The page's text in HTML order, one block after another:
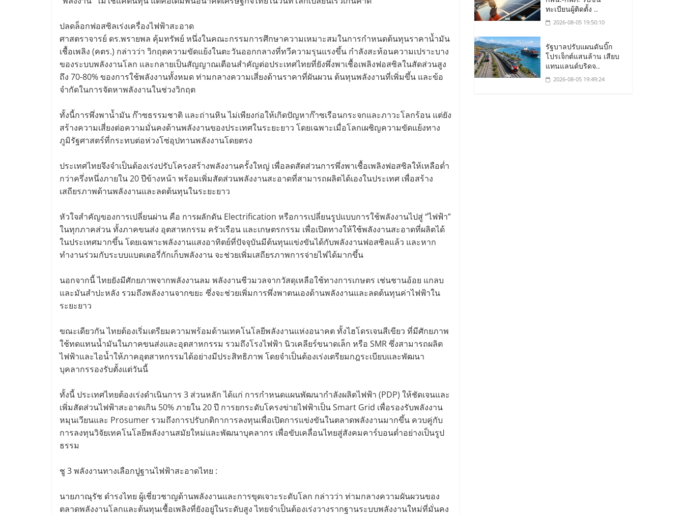
ปลดล็อกฟอสซิลเร่งเครื่องไฟฟ้าสะอาด
ศาสตราจารย์ ดร.พรายพล คุ้มทรัพย์ หนึ่งในคณะกรรมการศึกษาความเหมาะสมในการกำหนดต้นทุนราคาน้ำมัน
เชื้อเพลิง (คตร.) กล่าวว่า วิกฤตความขัดแย้งในตะวันออกกลางที่ทวีความรุนแรงขึ้น กำลังสะท้อนความเปราะบาง
ของระบบพลังงานโลก และกลายเป็นสัญญาณเตือนสำคัญต่อประเทศไทยที่ยังพึ่งพาเชื้อเพลิงฟอสซิลในสัดส่วนสูง
ถึง 70-80% ของการใช้พลังงานทั้งหมด ท่ามกลางความเสี่ยงด้านราคาที่ผันผวน ต้นทุนพลังงานที่เพิ่มขึ้น และข้อ
จำกัดในการจัดหาพลังงานในช่วงวิกฤต
ทั้งนี้การพึ่งพาน้ำมัน ก๊าซธรรมชาติ และถ่านหิน ไม่เพียงก่อให้เกิดปัญหาก๊าซเรือนกระจกและภาวะโลกร้อน แต่ยัง
สร้างความเสี่ยงต่อความมั่นคงด้านพลังงานของประเทศในระยะยาว โดยเฉพาะเมื่อโลกเผชิญความขัดแย้งทาง
ภูมิรัฐศาสตร์ที่กระทบต่อห่วงโซ่อุปทานพลังงานโดยตรง
ประเทศไทยจึงจำเป็นต้องเร่งปรับโครงสร้างพลังงานครั้งใหญ่ เพื่อลดสัดส่วนการพึ่งพาเชื้อเพลิงฟอสซิลให้เหลือต่ำ
กว่าครึ่งหนึ่งภายใน 20 ปีข้างหน้า พร้อมเพิ่มสัดส่วนพลังงานสะอาดที่สามารถผลิตได้เองในประเทศ เพื่อสร้าง
เสถียรภาพด้านพลังงานและลดต้นทุนในระยะยาว
หัวใจสำคัญของการเปลี่ยนผ่าน คือ การผลักดัน Electrification หรือการเปลี่ยนรูปแบบการใช้พลังงานไปสู่ “ไฟฟ้า”
ในทุกภาคส่วน ทั้งภาคขนส่ง อุตสาหกรรม ครัวเรือน และเกษตรกรรม เพื่อเปิดทางให้ใช้พลังงานสะอาดที่ผลิตได้
ในประเทศมากขึ้น โดยเฉพาะพลังงานแสงอาทิตย์ที่ปัจจุบันมีต้นทุนแข่งขันได้กับพลังงานฟอสซิลแล้ว และหาก
ทำงานร่วมกับระบบแบตเตอรี่กักเก็บพลังงาน จะช่วยเพิ่มเสถียรภาพการจ่ายไฟได้มากขึ้น
นอกจากนี้ ไทยยังมีศักยภาพจากพลังงานลม พลังงานชีวมวลจากวัสดุเหลือใช้ทางการเกษตร เช่นชานอ้อย แกลบ
และมันสำปะหลัง รวมถึงพลังงานจากขยะ ซึ่งจะช่วยเพิ่มการพึ่งพาตนเองด้านพลังงานและลดต้นทุนค่าไฟฟ้าใน
ระยะยาว
ขณะเดียวกัน ไทยต้องเริ่มเตรียมความพร้อมด้านเทคโนโลยีพลังงานแห่งอนาคต ทั้งไฮโดรเจนสีเขียว ที่มีศักยภาพ
ใช้ทดแทนน้ำมันในภาคขนส่งและอุตสาหกรรม รวมถึงโรงไฟฟ้า นิวเคลียร์ขนาดเล็ก หรือ SMR ซึ่งสามารถผลิต
ไฟฟ้าและไอน้ำให้ภาคอุตสาหกรรมได้อย่างมีประสิทธิภาพ โดยจำเป็นต้องเร่งเตรียมกฎระเบียบและพัฒนา
บุคลากรรองรับตั้งแต่วันนี้
ทั้งนี้ ประเทศไทยต้องเร่งดำเนินการ 3 ส่วนหลัก ได้แก่ การกำหนดแผนพัฒนากำลังผลิตไฟฟ้า (PDP) ให้ชัดเจนและ
เพิ่มสัดส่วนไฟฟ้าสะอาดเกิน 50% ภายใน 20 ปี การยกระดับโครงข่ายไฟฟ้าเป็น Smart Grid เพื่อรองรับพลังงาน
หมุนเวียนและ Prosumer รวมถึงการปรับกติกาการลงทุนเพื่อเปิดการแข่งขันในตลาดพลังงานมากขึ้น ควบคู่กับ
การลงทุนวิจัยเทคโนโลยีพลังงานสมัยใหม่และพัฒนาบุคลากร เพื่อขับเคลื่อนไทยสู่สังคมคาร์บอนต่ำอย่างเป็นรูป
ธรรม
ชู 3 พลังงานทางเลือกปูฐานไฟฟ้าสะอาดไทย :
นายภาณุรัช ดำรงไทย ผู้เชี่ยวชาญด้านพลังงานและการขุดเจาะระดับโลก กล่าวว่า ท่ามกลางความผันผวนของ
ตลาดพลังงานโลกและต้นทุนเชื้อเพลิงที่ยังอยู่ในระดับสูง ไทยจำเป็นต้องเร่งวางรากฐานระบบพลังงานใหม่ที่มั่นคง
ทะเบียนผู้ติดตั้ง ..
2026-08-05 19:50:10
รัฐบาลปรับแผนดันบิ๊ก
โปรเจ็กต์แสนล้าน เสียบ
แทนแลนด์บริดจ..
2026-08-05 19:49:24